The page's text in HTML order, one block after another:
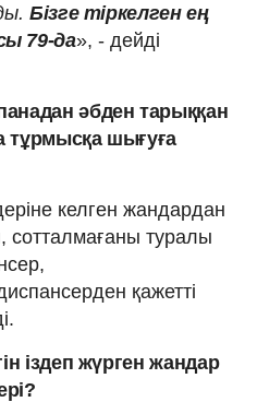
Бізге тіркелген ең
79-да», - дейді
әбден тарыққан
тұрмысқа шығуға
келген жандардан
сотталмағаны туралы
қажетті
іздеп жүрген жандар